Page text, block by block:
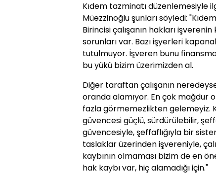
Kıdem tazminatı düzenlemesiyle
Müezzinoğlu şunları söyledi:
Birincisi çalışanın hakları
sorunları var. Bazı işyerleri
tutulmuyor. İşveren bunu
bu yükü bizim üzerimizden al.
Diğer taraftan çalışanın
oranda alamıyor. En çok mağdur
fazla görmemezlikten gelemeyiz.
güvencesi güçlü, sürdürülebilir,
güvencesiyle, şeffaflığıyla bir
taslaklar üzerinden işvereniyle,
kaybının olmaması bizim de en
hak kaybı var, hiç alamadığı için."